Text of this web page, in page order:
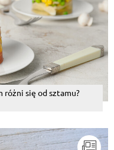
Odpowiedz
różni się od sztamu?